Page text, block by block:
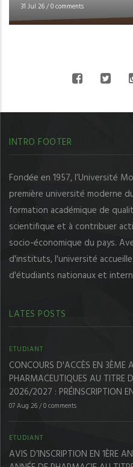
31 Jul 26/0 comments
INTRO FOOTER
Fondée en 1957, l’Université
première université moderne
formation académique de
scientifique et à contribuer
socio-économique du pays.
d'instituts, l'université
d'étudiants nationaux et
LATES POSTS
ETUDIANT
CONCOURS D'ACCÈS EN 3ÈME
PHARMACEUTIQUES AU TITRE
2026/2027 : PRÉINSCRIPTION
07 Aug 26/0 comments
ETUDIANT
AVIS D’INSCRIPTION EN 1ÈRE